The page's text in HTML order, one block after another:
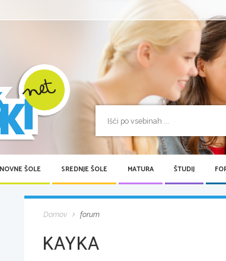
ŠOLE SREDNJE ŠOLE MATURA ŠTUDIJ
Domov forum
KAYKA